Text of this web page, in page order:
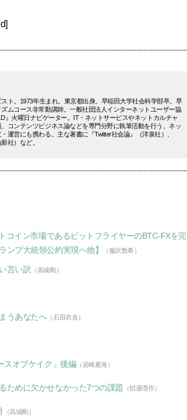
ト。1973年生まれ。東京都出身。早稲田大学社会科学部卒。早
ムコース非常勤講師。一般社団法人インターネットユーザー協
』火曜日ナビゲーター。IT・ネットサービスやネットカルチャ
コンテンツビジネス論などを専門分野に執筆活動を行う。ネッ
運営にも携わる。主な著書に『Twitter社会論』（洋泉社）、
社）など。
コイン市場であるビットフライヤーのBTC-FXを完
ンプ大統領公約実現へ他】
（藤沢数希）
言い訳 （高城剛）
うあなたへ（石田衣良）
スオブケイク」後編（岩崎夏海）
ために欠かせなかった7つの課題 （切通理作）
（高城剛）